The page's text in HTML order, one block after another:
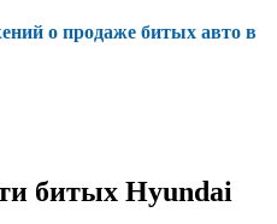
о продаже битых авто в
битых Hyundai